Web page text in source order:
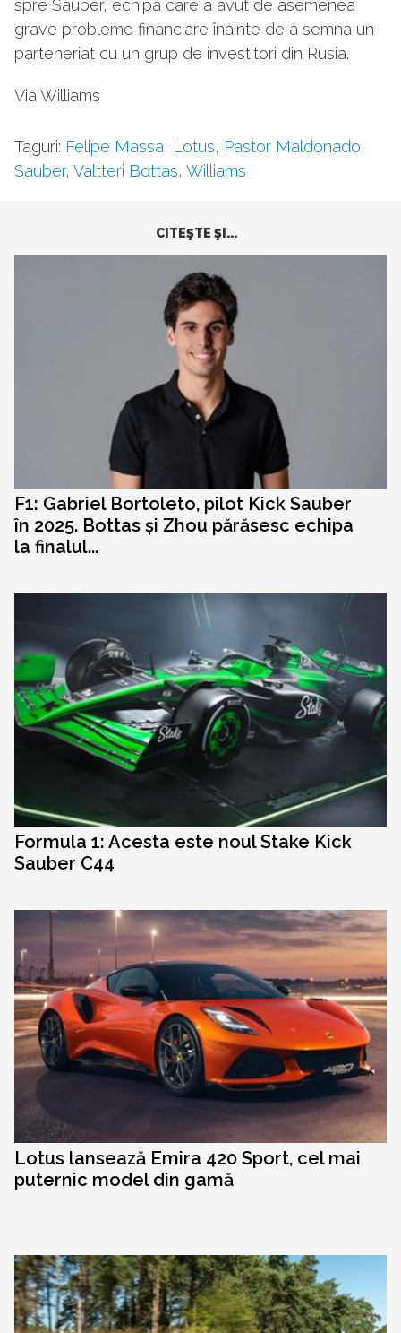
spre Sauber, echipa care a avut de asemenea
grave probleme financiare înainte de a semna un
parteneriat cu un grup de investitori din Rusia.
Via Williams
Taguri: Felipe Massa, Lotus, Pastor Maldonado,
Sauber, Valtteri Bottas, Williams
CITEŞTE ŞI...
F1: Gabriel Bortoleto, pilot Kick Sauber
în 2025. Bottas și Zhou părăsesc echipa
la finalul...
Formula 1: Acesta este noul Stake Kick
Sauber C44
Lotus lansează Emira 420 Sport, cel mai
puternic model din gamă